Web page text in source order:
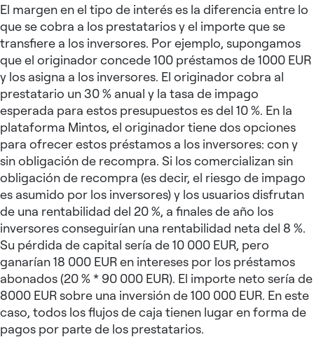
El margen en el tipo de interés es la diferencia entre lo
que se cobra a los prestatarios y el importe que se
transfiere a los inversores. Por ejemplo, supongamos
que el originador concede 100 préstamos de 1000 EUR
y los asigna a los inversores. El originador cobra al
prestatario un 30 % anual y la tasa de impago
esperada para estos presupuestos es del 10 %. En la
plataforma Mintos, el originador tiene dos opciones
para ofrecer estos préstamos a los inversores: con y
sin obligación de recompra. Si los comercializan sin
obligación de recompra (es decir, el riesgo de impago
es asumido por los inversores) y los usuarios disfrutan
de una rentabilidad del 20 %, a finales de año los
inversores conseguirían una rentabilidad neta del 8 %.
Su pérdida de capital sería de 10 000 EUR, pero
ganarían 18 000 EUR en intereses por los préstamos
abonados (20 % * 90 000 EUR). El importe neto sería de
8000 EUR sobre una inversión de 100 000 EUR. En este
caso, todos los flujos de caja tienen lugar en forma de
pagos por parte de los prestatarios.